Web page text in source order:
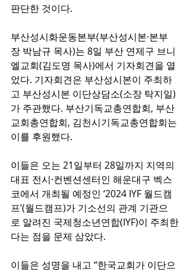
판단한 것이다.
부산성시화운동본부(부산성시본·본부
장 박남규 목사)는 8일 부산 연제구 브니
엘교회(김도명 목사)에서 기자회견을 열
었다. 기자회견은 부산성시본이 주최하
고 부산성시본 이단상담소(소장 탁지일)
가 주관했다. 부산기독교총연합회, 부산
교회총연합회, 김천시기독교총연합회는
이를 후원했다.
이들은 오는 21일부터 28일까지 지역의
대표 전시·컨벤션센터인 해운대구 벡스
코에서 개최될 예정인 ‘2024 IYF 월드캠
프’(월드캠프)가 기소선의 관계 기관으
로 알려진 국제청소년연합(IYF)이 주최한
다는 점을 문제 삼았다.
이들은 성명을 내고 “한국교회가 이단으